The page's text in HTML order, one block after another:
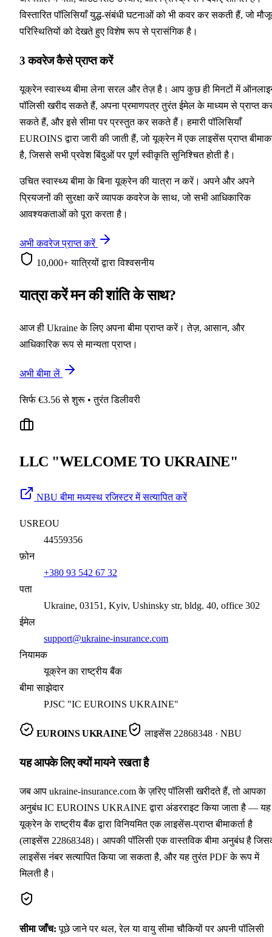
विस्तारित पॉलिसियाँ युद्ध-संबंधी घटनाओं को भी कवर कर सकती हैं, जो
परिस्थितियों को देखते हुए विशेष रूप से प्रासंगिक है।
3कवरेज कैसे प्राप्त करें
यूक्रेन स्वास्थ्य बीमा लेना सरल और तेज़ है। आप कुछ ही मिनटों में
पॉलिसी खरीद सकते हैं, अपना प्रमाणपत्र तुरंत ईमेल के माध्यम से प्राप्त
सकते हैं, और इसे सीमा पर प्रस्तुत कर सकते हैं। हमारी पॉलिसियाँ
EUROINS द्वारा जारी की जाती हैं, जो यूक्रेन में एक लाइसेंस प्राप्त
है, जिससे सभी प्रवेश बिंदुओं पर पूर्ण स्वीकृति सुनिश्चित होती है।
उचित स्वास्थ्य बीमा के बिना यूक्रेन की यात्रा न करें। अपने और अपने
प्रियजनों की सुरक्षा करें व्यापक कवरेज के साथ, जो सभी आधिकारिक
आवश्यकताओं को पूरा करता है।
अभी कवरेज प्राप्त करें
10,000+ यात्रियों द्वारा विश्वसनीय
यात्रा करेंमन की शांति के साथ?
आज ही Ukraine के लिए अपना बीमा प्राप्त करें। तेज़, आसान, और
आधिकारिक रूप से मान्यता प्राप्त।
अभी बीमा लें
सिर्फ €3.56 से शुरू • तुरंत डिलीवरी
LLC "WELCOME TO UKRAINE"
NBU बीमा मध्यस्थ रजिस्टर में सत्यापित करें
USREOU
44559356
फ़ोन
+380 93 542 67 32
पता
Ukraine, 03151, Kyiv, Ushinsky str, bldg. 40, office 302
ईमेल
support@ukraine-insurance.com
नियामक
यूक्रेन का राष्ट्रीय बैंक
बीमा साझेदार
PJSC "IC EUROINS UKRAINE"
EUROINS UKRAINE लाइसेंस 22868348· NBU
यह आपके लिए क्यों मायने रखता है
जब आप ukraine-insurance.com के ज़रिए पॉलिसी खरीदते हैं, तो आपका
अनुबंध IC EUROINS UKRAINE द्वारा अंडरराइट किया जाता है — यह
यूक्रेन के राष्ट्रीय बैंक द्वारा विनियमित एक लाइसेंस-प्राप्त बीमाकर्ता है
(लाइसेंस 22868348)। आपकी पॉलिसी एक वास्तविक बीमा अनुबंध है
लाइसेंस नंबर सत्यापित किया जा सकता है, और यह तुरंत PDF के रूप में
मिलती है।
सीमा जाँच: पूछे जाने पर थल, रेल या वायु सीमा चौकियों पर अपनी पॉलिसी